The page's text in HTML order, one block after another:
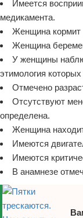
Имеется
медикамента.
Женщина кормит
Женщина
У женщины
этимология
Отмечено
Отсутствуют
определена.
Женщина
Имеются
Имеются
В анамнезе